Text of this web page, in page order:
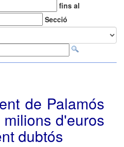
fins al
Secció
de Palamós
d'euros
dubtós